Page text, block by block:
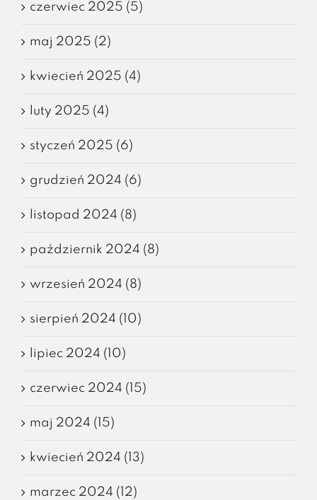
czerwiec 2025 (5)
maj 2025 (2)
kwiecień 2025 (4)
luty 2025 (4)
styczeń 2025 (6)
grudzień 2024 (6)
listopad 2024 (8)
październik 2024 (8)
wrzesień 2024 (8)
sierpień 2024 (10)
lipiec 2024 (10)
czerwiec 2024 (15)
maj 2024 (15)
kwiecień 2024 (13)
marzec 2024 (12)